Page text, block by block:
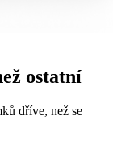
ostatní
dříve, než se